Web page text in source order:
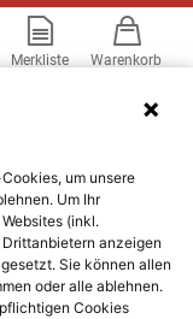
Merkliste Warenkorb
um unsere
Um Ihr
(inkl.
anzeigen
Sie können allen
oder alle ablehnen.
Cookies